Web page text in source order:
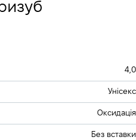
4,0
Унісекс
Оксидація
Без вставки